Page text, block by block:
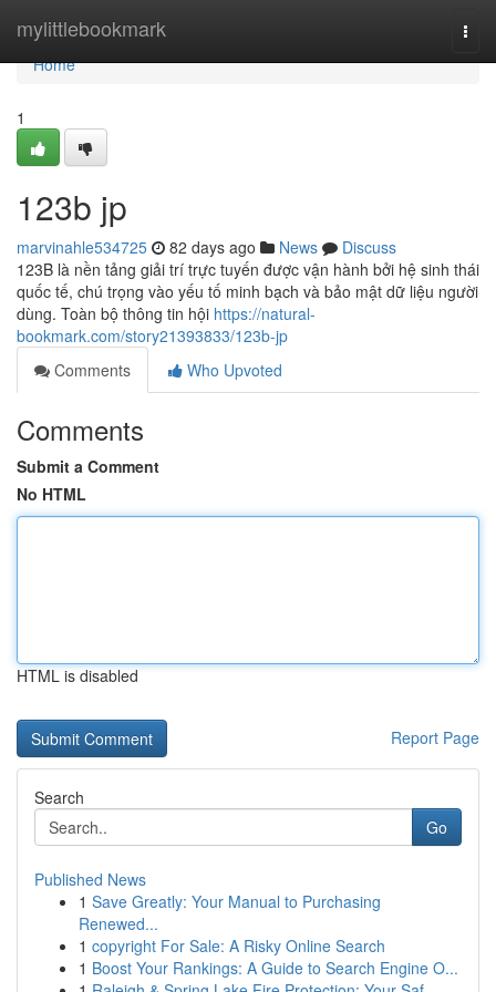
mylittlebookmark
Home
Home
1
123b jp
marvinahle534725 82 days ago News
Discuss
123B là nền tảng giải trí trực tuyến được vận hành bởi hệ sinh thái
quốc tế, chú trọng vào yếu tố minh bạch và bảo mật dữ liệu người
dùng. Toàn bộ thông tin hội https://natural-
bookmark.com/story21393833/123b-jp
Comments
Who Upvoted
Comments
Submit a Comment
No HTML
HTML is disabled
Report Page
Search
Go
Published News
1 Save Greatly: Your Manual to Purchasing
Renewed...
1 copyright For Sale: A Risky Online Search
1 Boost Your Rankings: A Guide to Search Engine O...